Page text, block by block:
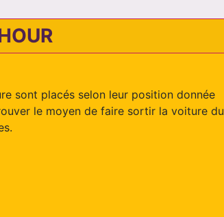
sont placés selon leur position donnée
le moyen de faire sortir la voiture du